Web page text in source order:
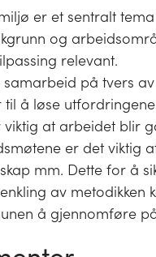
er et sentralt
og
relevant.
samarbeid på tvers
å løse
viktig at arbeidet blir
er det viktig
mm. Dette for å
av
å gjennomføre